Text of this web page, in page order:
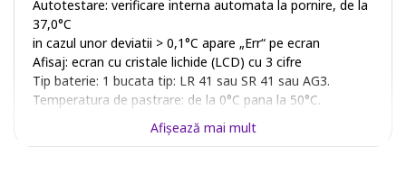
Autotestare: verificare interna automata la pornire, de la
37,0°C
in cazul unor deviatii > 0,1°C apare „Err“ pe ecran
Afisaj: ecran cu cristale lichide (LCD) cu 3 cifre
Tip baterie: 1 bucata tip: LR 41 sau SR 41 sau AG3.
Temperatura de pastrare: de la 0°C pana la 50°C.
Afişează mai mult